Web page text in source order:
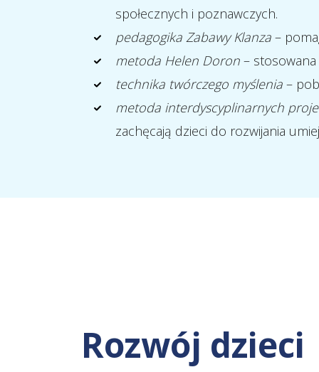
społecznych i poznawczych.
pedagogika Zabawy Klanza –
metoda Helen Doron –
technika twórczego myślenia –
metoda interdyscyplinarnych
zachęcają dzieci do rozwijania
Rozwój dzieci